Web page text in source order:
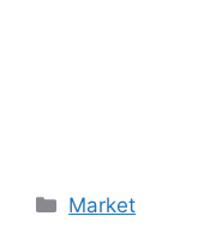
Categories
Market